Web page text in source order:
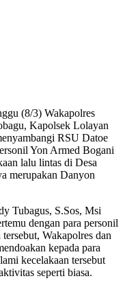
(8/3) Wakapolres
Kapolsek Lolayan
RSU Datoe
Yon Armed Bogani
lalu lintas di Desa
merupakan Danyon
Tubagus, S.Sos, Msi
dengan para personil
Wakapolres dan
kepada para
kecelakaan tersebut
seperti biasa.